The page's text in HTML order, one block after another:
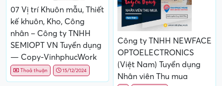
07 Vị trí Khuôn mẫu, Thiết
kế khuôn, Kho, Công
nhân – Công ty TNHH
SEMIOPT VN Tuyển dụng
— Copy-VinhphucWork
Thoả thuận 15/12/2024
Công ty TNHH NEWFACE
OPTOELECTRONICS
(Việt Nam) Tuyển dụng
Nhân viên Thu mua